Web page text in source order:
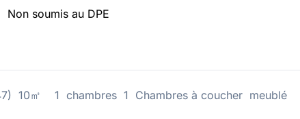
Non soumis au DPE
10㎡ 1 chambres 1 Chambres à coucher meublé